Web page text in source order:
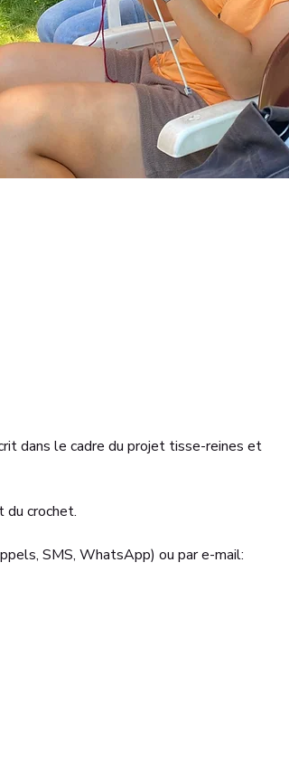
dans le cadre du projet tisse-reines et
du crochet.
SMS, WhatsApp) ou par e-mail: